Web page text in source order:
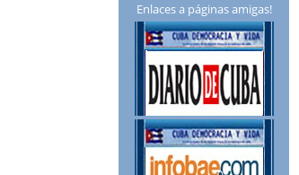
Enlaces a páginas amigas!